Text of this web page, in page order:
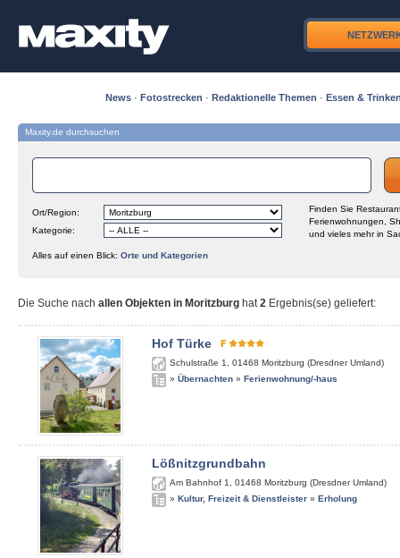
News · Fotostrecken · Redaktionelle Themen · Essen &
Maxity.de durchsuchen
Ort/Region:
Kategorie:
Finden Sie
Ferienwohnungen,
und vieles mehr in
Alles auf einen Blick: Orte und Kategorien
Die Suche nach allen Objekten in Moritzburg hat2 Ergebnis(se) geliefert:
Hof Türke
Schulstraße 1 01468 Moritzburg (Dresdner Umland)
» Übernachten » Ferienwohnung/-haus
Lößnitzgrundbahn
Am Bahnhof 1 01468 Moritzburg (Dresdner Umland)
» Kultur, Freizeit & Dienstleister » Erholung